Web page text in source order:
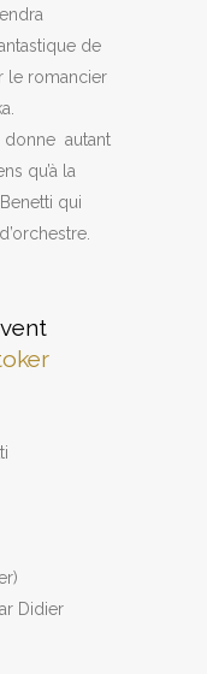
de
le romancier
donne autant
qu’à la
qui
Didier